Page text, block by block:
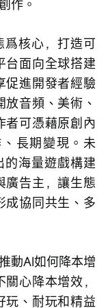
作。
爲核心，打造可
台面向全球搭建
促進開發者經驗
音頻、美術、
者可憑藉原創內
長期變現。未
的海量遊戲構建
廣告主，讓生態
成協同共生、多
動AI如何降本增
心降本增效，
玩、耐玩和精益